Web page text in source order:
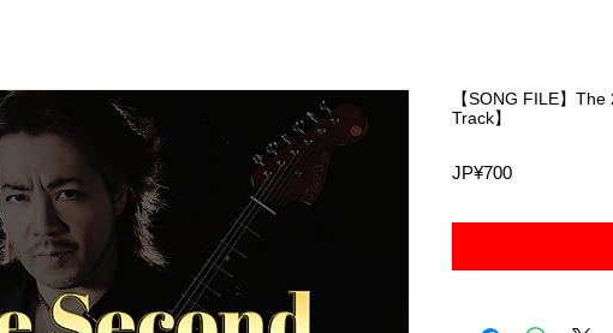
【SONG FILE】
Track】
JP¥700가